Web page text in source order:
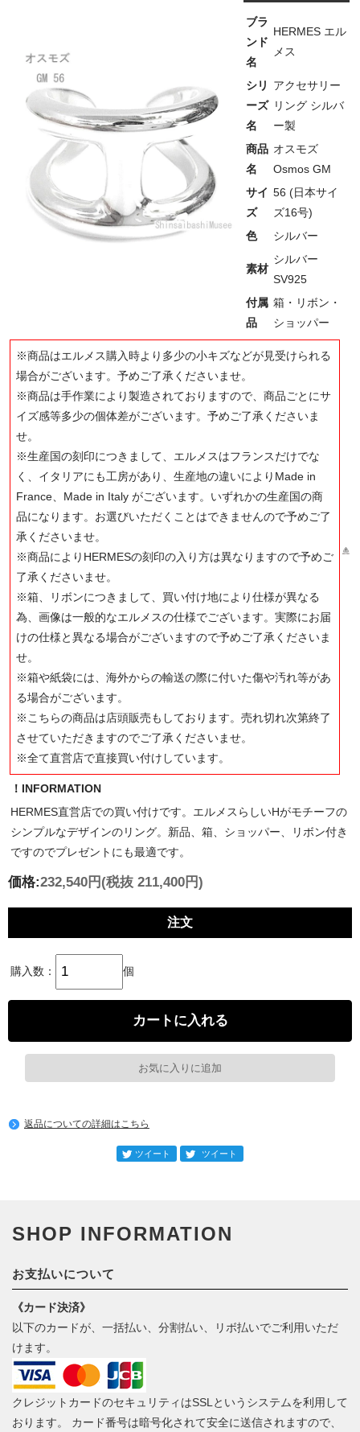
ブラ
ンド
名
HERMES エル
メス
シリ
ーズ
名
アクセサリー
リング シルバ
ー製
商品
名
オスモズ
Osmos GM
サイ
ズ
56 (日本サイ
ズ16号)
色
シルバー
素材
シルバー
SV925
付属
品
箱・リボン・
ショッパー
※商品はエルメス購入時より多少の小キズなどが見受けられる
場合がございます。予めご了承くださいませ。
※商品は手作業により製造されておりますので、商品ごとにサ
イズ感等多少の個体差がございます。予めご了承くださいま
せ。
※生産国の刻印につきまして、エルメスはフランスだけでな
く、イタリアにも工房があり、生産地の違いによりMade in
France、Made in Italy がございます。いずれかの生産国の商
品になります。お選びいただくことはできませんので予めご了
承くださいませ。
※商品によりHERMESの刻印の入り方は異なりますので予めご
了承くださいませ。
※箱、リボンにつきまして、買い付け地により仕様が異なる
為、画像は一般的なエルメスの仕様でございます。実際にお届
けの仕様と異なる場合がございますので予めご了承くださいま
せ。
※箱や紙袋には、海外からの輸送の際に付いた傷や汚れ等があ
る場合がございます。
※こちらの商品は店頭販売もしております。売れ切れ次第終了
させていただきますのでご了承くださいませ。
※全て直営店で直接買い付けしています。
！INFORMATION
HERMES直営店での買い付けです。エルメスらしいHがモチーフの
シンプルなデザインのリング。新品、箱、ショッパー、リボン付き
ですのでプレゼントにも最適です。
価格:232,540円 (税抜 211,400円)
注文
購入数： 個
返品についての詳細はこちら
SHOP INFORMATION
お支払いについて
《カード決済》
以下のカードが、一括払い、分割払い、リボ払いでご利用いただ
けます。
クレジットカードのセキュリティはSSLというシステムを利用して
おります。 カード番号は暗号化されて安全に送信されますので、